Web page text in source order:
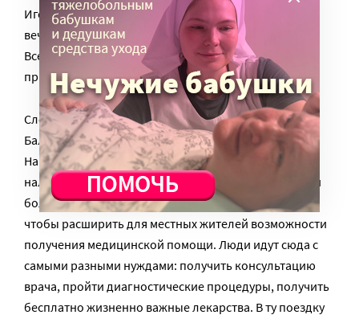
Игорь Блинов вел прием, пациенты шли с утра до
вечера. Абсолютный рекорд – 120 человек за день.
Всего, подсчитал потом батюшка, за пять дней его
приема удалось помочь 430 пациентам.
Следующие маршруты врача и священника – Изюм и
Балаклея, Северодонецк и снова Мариуполь.
Накануне Нового года отец Игорь отправился
налаживать работумобильного госпиталя
, который
больница святителя Алексия открыла в Мариуполе,
чтобы расширить для местных жителей возможности
получения медицинской помощи. Люди идут сюда с
самыми разными нуждами: получить консультацию
врача, пройти диагностические процедуры, получить
бесплатно жизненно важные лекарства. В ту поездку